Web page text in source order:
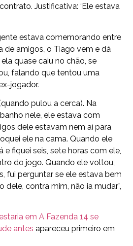
Justificativa: ‘Ele estava
estava comemorando entre
de amigos, o Tiago vem e dá
quase caiu no chão, se
falando que tentou uma
jogador.
pulou a cerca). Na
nele, ele estava com
dele estavam nem aí para
ele na cama. Quando ele
e fiquei seis, sete horas com ele,
do jogo. Quando ele voltou,
fui perguntar se ele estava bem
dele, contra mim, não ia mudar”,
em A Fazenda 14 se
antes apareceu primeiro em